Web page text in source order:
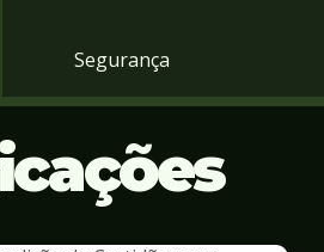
Segurança